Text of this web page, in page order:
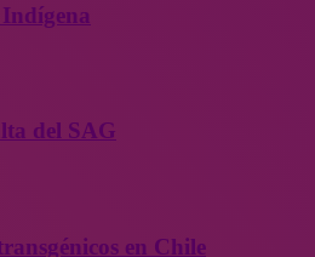
del SAG
en Chile